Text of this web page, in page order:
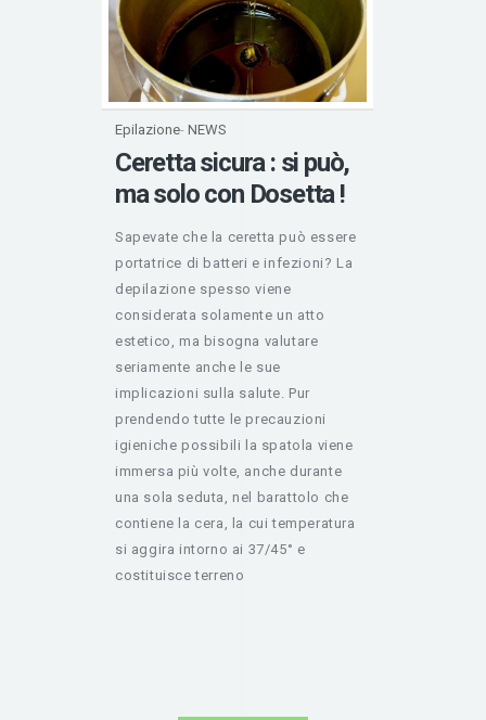
Epilazione- NEWS
Ceretta sicura : si può,
ma solo con Dosetta !
Sapevate che la ceretta può essere
portatrice di batteri e infezioni? La
depilazione spesso viene
considerata solamente un atto
estetico, ma bisogna valutare
seriamente anche le sue
implicazioni sulla salute. Pur
prendendo tutte le precauzioni
igieniche possibili la spatola viene
immersa più volte, anche durante
una sola seduta, nel barattolo che
contiene la cera, la cui temperatura
si aggira intorno ai 37/45° e
costituisce terreno